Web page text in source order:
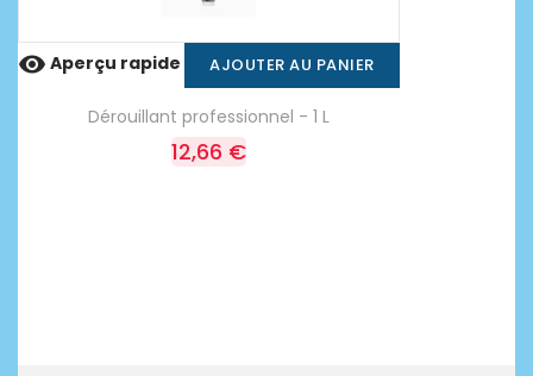
 Aperçu rapide AJOUTER AU PANIER
Dérouillant professionnel - 1 L
12,66 €